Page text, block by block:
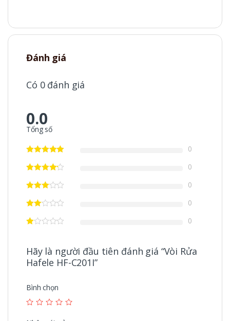
Đánh giá
Có 0 đánh giá
0.0
Tổng số
0
0
0
0
0
Hãy là người đầu tiên đánh giá “Vòi Rửa
Hafele HF-C201I”
Bình chọn